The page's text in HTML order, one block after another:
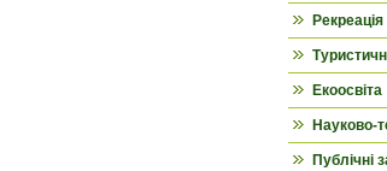
Рекреація
Екоосвіта
Науково-
Публічні